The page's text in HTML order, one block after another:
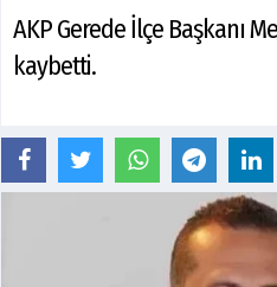
AKP Gerede İlçe Başkanı
kaybetti.